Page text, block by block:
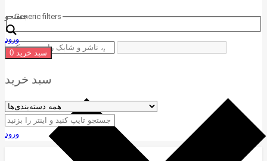
جستجو
Generic filters
ورود
سبد خرید 0
سبد خرید
ورود